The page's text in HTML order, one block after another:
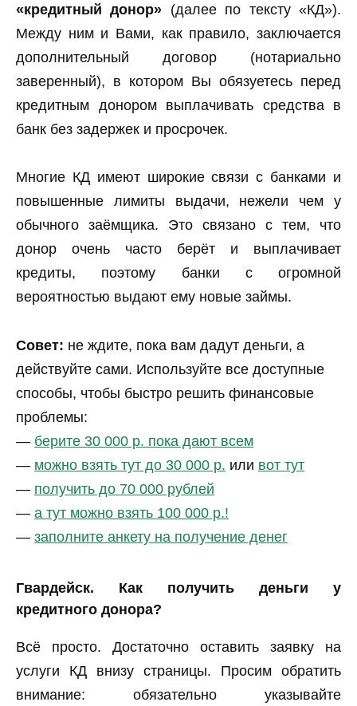
«кредитный донор» (далее по тексту «КД»).
Между ним и Вами, как правило, заключается
дополнительный договор (нотариально
заверенный), в котором Вы обязуетесь перед
кредитным донором выплачивать средства в
банк без задержек и просрочек.
Многие КД имеют широкие связи с банками и
повышенные лимиты выдачи, нежели чем у
обычного заёмщика. Это связано с тем, что
донор очень часто берёт и выплачивает
кредиты, поэтому банки с огромной
вероятностью выдают ему новые займы.
Совет: не ждите, пока вам дадут деньги, а
действуйте сами. Используйте все доступные
способы, чтобы быстро решить финансовые
проблемы:
— берите 30 000 р. пока дают всем
— можно взять тут до 30 000 р. или вот тут
— получить до 70 000 рублей
— а тут можно взять 100 000 р.!
— заполните анкету на получение денег
Гвардейск. Как получить деньги у
кредитного донора?
Всё просто. Достаточно оставить заявку на
услуги КД внизу страницы. Просим обратить
внимание: обязательно указывайте